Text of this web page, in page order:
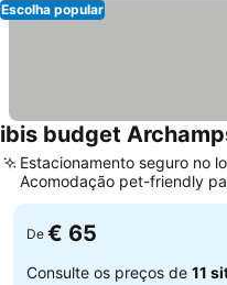
Escolha popular
ibis budget
Estacionamento seguro no
Acomodação pet-friendly
trânsito
De € 65
Consulte os preços de 11